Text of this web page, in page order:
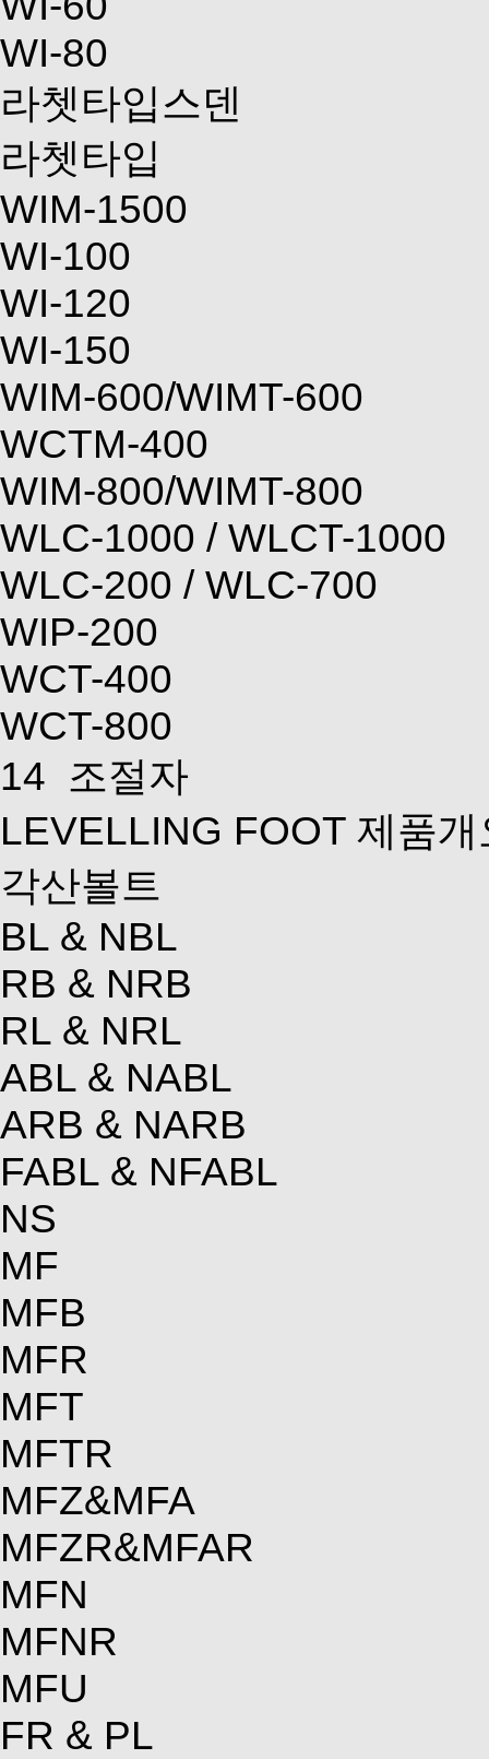
WI-80
라쳇타입스덴
라쳇타입
WIM-1500
WI-100
WI-120
WI-150
WIM-600/WIMT-600
WCTM-400
WIM-800/WIMT-800
WLC-1000 / WLCT-1000
WLC-200 / WLC-700
WIP-200
WCT-400
WCT-800
14 조절자
LEVELLING FOOT 제품개
각산볼트
BL & NBL
RB & NRB
RL & NRL
ABL & NABL
ARB & NARB
FABL & NFABL
NS
MF
MFB
MFR
MFT
MFTR
MFZ&MFA
MFZR&MFAR
MFN
MFNR
MFU
FR & PL